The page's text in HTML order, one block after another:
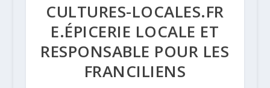
CULTURES-LOCALES.FR
E.ÉPICERIE LOCALE ET
RESPONSABLE POUR LES
FRANCILIENS